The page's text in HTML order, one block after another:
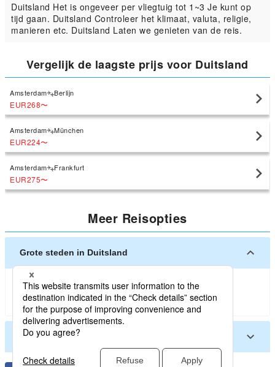
Duitsland Het is ongeveer per vliegtuig tot 1~3 Je kunt op
tijd gaan. Duitsland Controleer het klimaat, valuta, religie,
manieren etc. Duitsland Laten we genieten van de reis.
Vergelijk de laagste prijs voor Duitsland
Amsterdam Berlijn
EUR268〜
Amsterdam München
EUR224〜
Amsterdam Frankfurt
EUR275〜
Meer Reisopties
Grote steden in Duitsland
BerlijnFrankfurtMünchenDusseldorf Hamburg
StuttgartNeurenberg
Andere steden in Duitsland